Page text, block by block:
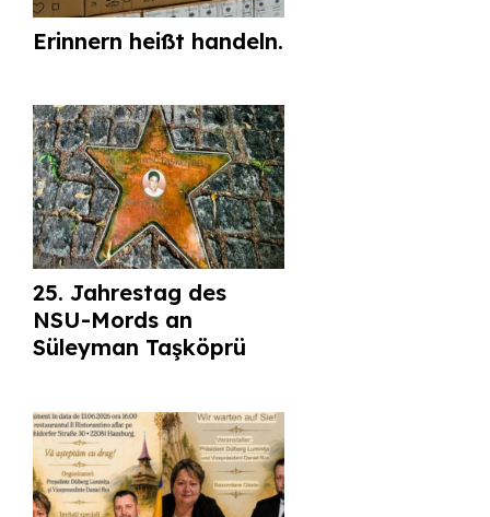
Erinnern heißt handeln.
25. Jahrestag des
NSU-Mords an
Süleyman Taşköprü